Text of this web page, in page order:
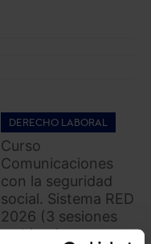
DERECHO LABORAL
Curso
Comunicaciones
con la seguridad
social. Sistema RED
2026 (3 sesiones
webinar)